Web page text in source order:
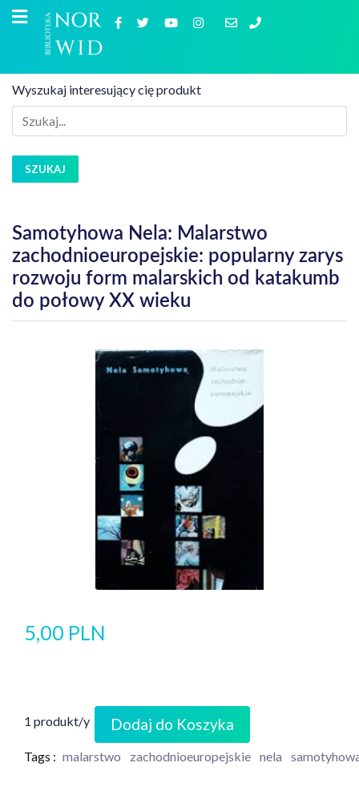
Wyszukaj interesujący cię produkt
SZUKAJ
Samotyhowa Nela: Malarstwo
zachodnioeuropejskie: popularny zarys
rozwoju form malarskich od katakumb
do połowy XX wieku
5,00 PLN
1 produkt/y Dodaj do Koszyka
Tags : malarstwo zachodnioeuropejskie nela